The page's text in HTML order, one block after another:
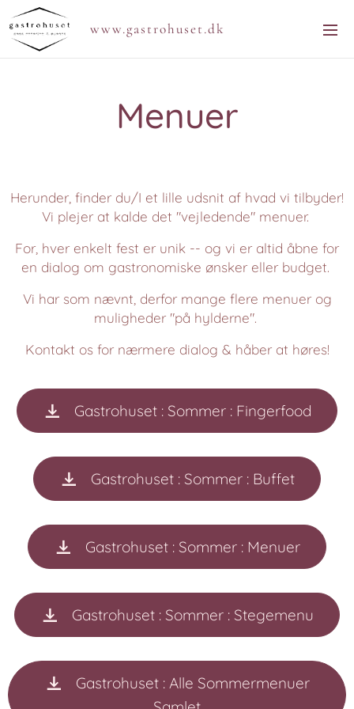
www.gastrohuset.dk
Menuer
Herunder, finder du/I et lille udsnit af hvad vi tilbyder!
Vi plejer at kalde det "vejledende" menuer.
For, hver enkelt fest er unik -- og vi er altid åbne for
en dialog om gastronomiske ønsker eller budget.
Vi har som nævnt, derfor mange flere menuer og
muligheder "på hylderne".
Kontakt os for nærmere dialog & håber at høres!
Gastrohuset : Sommer : Fingerfood
Gastrohuset : Sommer : Buffet
Gastrohuset : Sommer : Menuer
Gastrohuset : Sommer : Stegemenu
Gastrohuset : Alle Sommermenuer